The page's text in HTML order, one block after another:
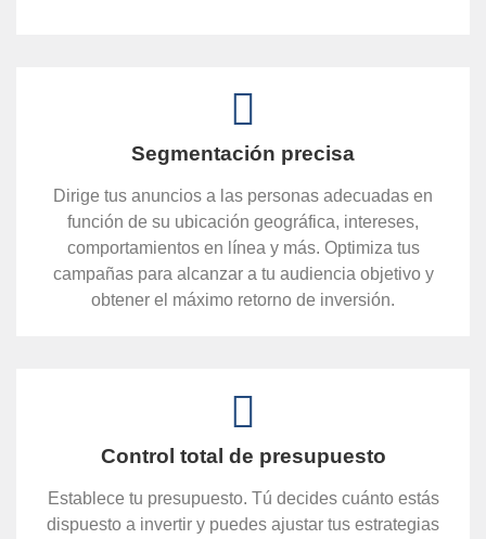
Segmentación precisa
Dirige tus anuncios a las personas adecuadas en
función de su ubicación geográfica, intereses,
comportamientos en línea y más. Optimiza tus
campañas para alcanzar a tu audiencia objetivo y
obtener el máximo retorno de inversión.
Control total de presupuesto
Establece tu presupuesto. Tú decides cuánto estás
dispuesto a invertir y puedes ajustar tus estrategias